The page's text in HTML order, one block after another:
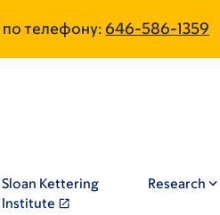
по телефону: 646-586-1359
Sloan Kettering
Institute
Research